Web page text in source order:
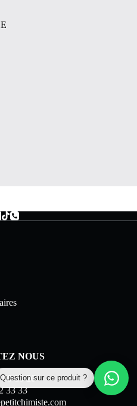
NOUS
10 20
33 33
Question sur ce produit ?